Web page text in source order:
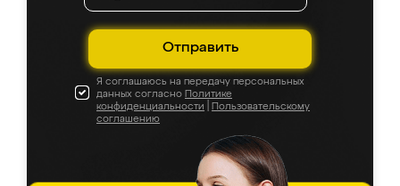
Отправить
Я соглашаюсь на передачу персональных
данных согласно Политике
конфиденциальности
Пользовательскому
соглашению